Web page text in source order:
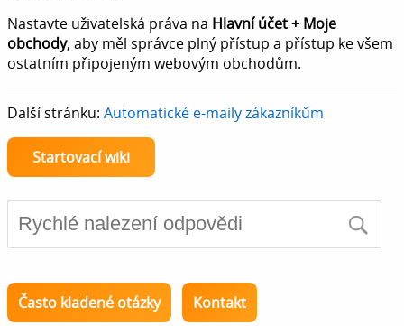
Nastavte uživatelská práva na Hlavní účet + Moje
obchody, aby měl správce plný přístup a přístup ke všem
ostatním připojeným webovým obchodům.
Další stránku: Automatické e-maily zákazníkům
Startovací wiki
Často kladené otázky Kontakt